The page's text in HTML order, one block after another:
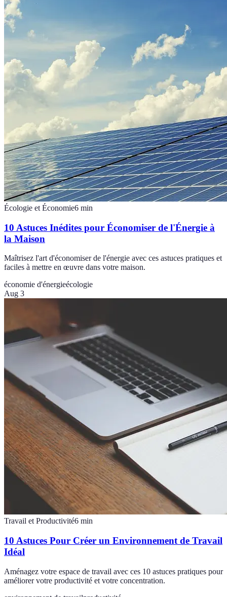
Écologie et Économie6 min
10 Astuces Inédites pour Économiser de l'Énergie à
la Maison
Maîtrisez l'art d'économiser de l'énergie avec ces astuces pratiques et
faciles à mettre en œuvre dans votre maison.
économie d'énergieécologie
Aug 3
Travail et Productivité6 min
10 Astuces Pour Créer un Environnement de Travail
Idéal
Aménagez votre espace de travail avec ces 10 astuces pratiques pour
améliorer votre productivité et votre concentration.